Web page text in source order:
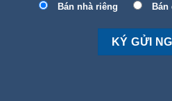
Bán nhà riêng Bán